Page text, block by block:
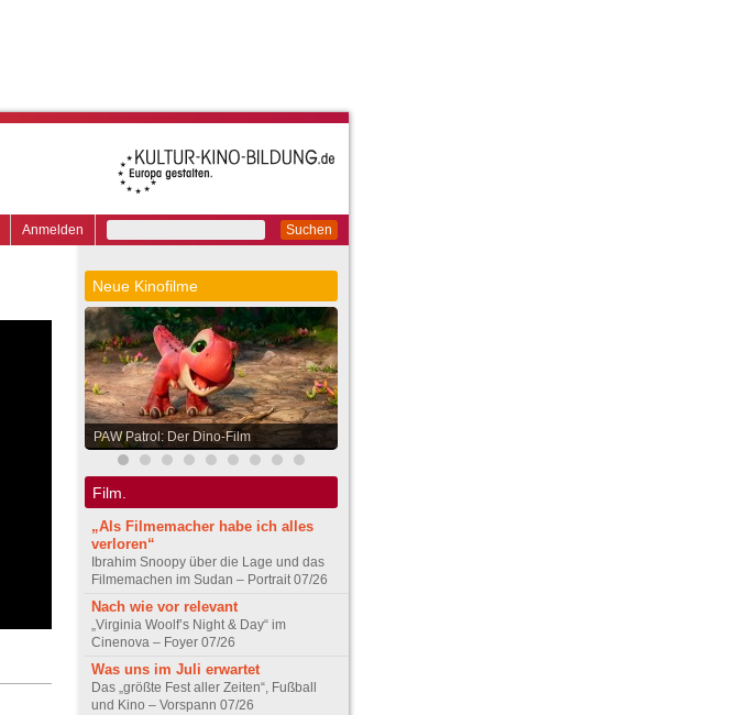
Suchen
Anmelden
Neue Kinofilme
PAW Patrol: Der Dino-Film
Film.
„Als Filmemacher habe ich alles
verloren“
Ibrahim Snoopy über die Lage und das
Filmemachen im Sudan – Portrait 07/26
Nach wie vor relevant
„Virginia Woolf’s Night & Day“ im
Cinenova – Foyer 07/26
Was uns im Juli erwartet
Das „größte Fest aller Zeiten“, Fußball
und Kino – Vorspann 07/26